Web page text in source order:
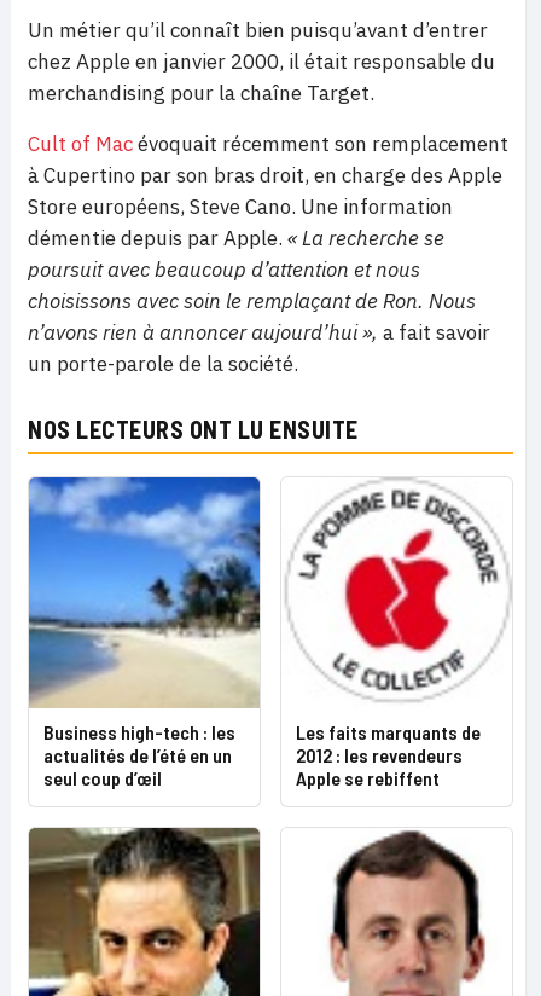
Un métier qu’il connaît bien puisqu’avant d’entrer
chez Apple en janvier 2000, il était responsable du
merchandising pour la chaîne Target.
Cult of Macévoquait récemment son remplacement
à Cupertino par son bras droit, en charge des Apple
Store européens, Steve Cano. Une information
démentie depuis par Apple. « La recherche se
poursuit avec beaucoup d’attention et nous
choisissons avec soin le remplaçant de Ron. Nous
n’avons rien à annoncer aujourd’hui », a fait savoir
un porte-parole de la société.
NOS LECTEURS ONT LU ENSUITE
Business high-tech : les
actualités de l’été en un
seul coup d’œil
Les faits marquants de
2012 : les revendeurs
Apple se rebiffent